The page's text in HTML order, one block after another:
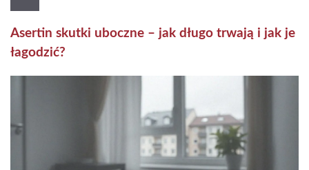
Asertin skutki uboczne – jak długo trwają i jak je
łagodzić?